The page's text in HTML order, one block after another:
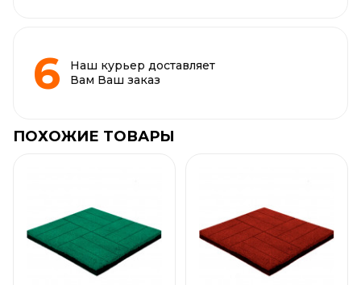
Наш курьер доставляет
Вам Ваш заказ
ПОХОЖИЕ ТОВАРЫ